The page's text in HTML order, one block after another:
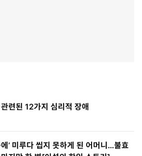
련된 12가지 심리적 장애
에’ 미루다 씹지 못하게 된 어머니…불효